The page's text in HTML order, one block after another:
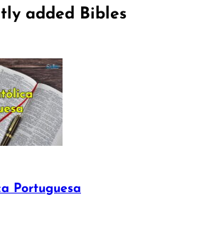
added Bibles
Portuguesa